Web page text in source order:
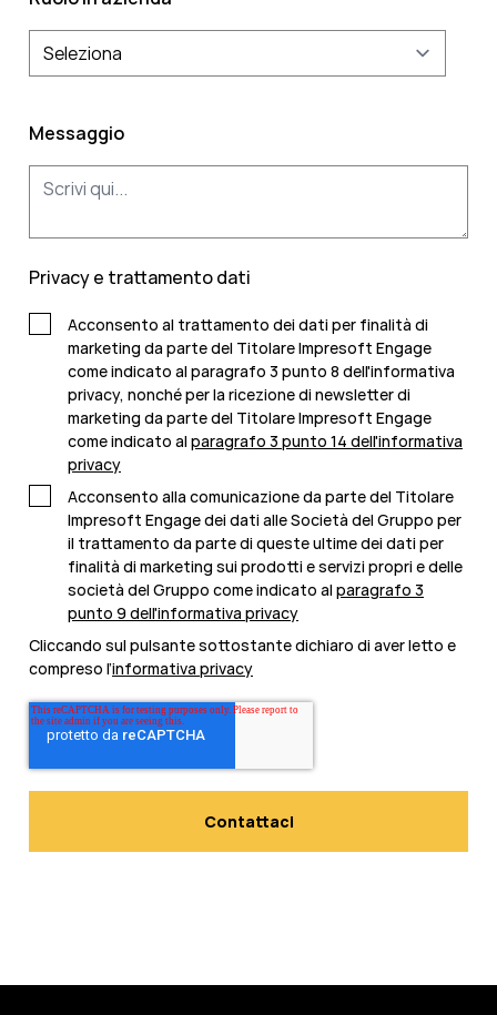
Messaggio
Privacy e trattamento dati
Acconsento al trattamento dei dati per finalità di
marketing da parte del Titolare Impresoft Engage
come indicato al paragrafo 3 punto 8 dell'informativa
privacy, nonché per la ricezione di newsletter di
marketing da parte del Titolare Impresoft Engage
come indicato al paragrafo 3 punto 14 dell'informativa
privacy
Acconsento alla comunicazione da parte del Titolare
Impresoft Engage dei dati alle Società del Gruppo per
il trattamento da parte di queste ultime dei dati per
finalità di marketing sui prodotti e servizi propri e delle
società del Gruppo come indicato al paragrafo 3
punto 9 dell'informativa privacy
Cliccando sul pulsante sottostante dichiaro di aver letto e
compreso l’informativa privacy